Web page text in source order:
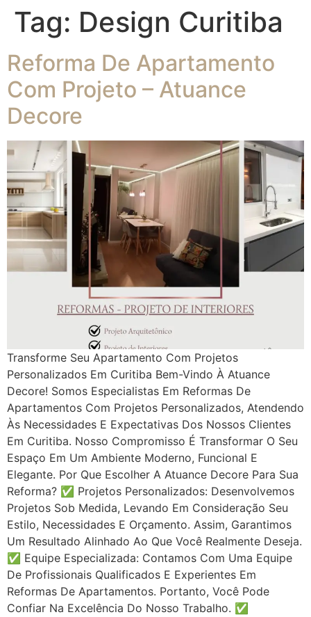
Tag: Design Curitiba
Reforma De Apartamento
Com Projeto – Atuance
Decore
Transforme Seu Apartamento Com Projetos
Personalizados Em Curitiba Bem-Vindo À Atuance
Decore! Somos Especialistas Em Reformas De
Apartamentos Com Projetos Personalizados, Atendendo
Às Necessidades E Expectativas Dos Nossos Clientes
Em Curitiba. Nosso Compromisso É Transformar O Seu
Espaço Em Um Ambiente Moderno, Funcional E
Elegante. Por Que Escolher A Atuance Decore Para Sua
Reforma? ✅ Projetos Personalizados: Desenvolvemos
Projetos Sob Medida, Levando Em Consideração Seu
Estilo, Necessidades E Orçamento. Assim, Garantimos
Um Resultado Alinhado Ao Que Você Realmente Deseja.
✅ Equipe Especializada: Contamos Com Uma Equipe
De Profissionais Qualificados E Experientes Em
Reformas De Apartamentos. Portanto, Você Pode
Confiar Na Excelência Do Nosso Trabalho. ✅